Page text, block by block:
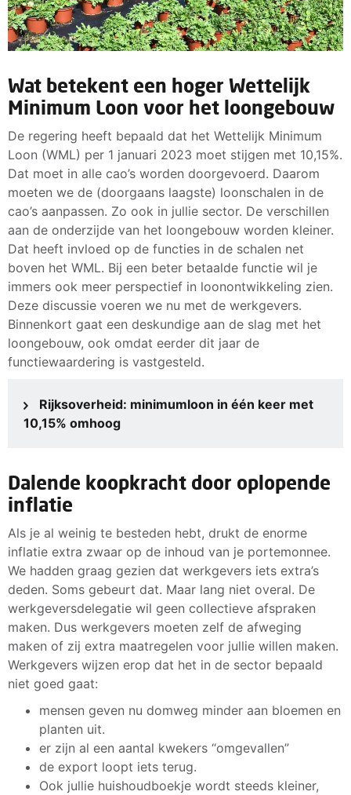
Wat betekent een hoger Wettelijk
Minimum Loon voor het loongebouw
De regering heeft bepaald dat het Wettelijk Minimum
Loon (WML) per 1 januari 2023 moet stijgen met 10,15%.
Dat moet in alle cao’s worden doorgevoerd. Daarom
moeten we de (doorgaans laagste) loonschalen in de
cao’s aanpassen. Zo ook in jullie sector. De verschillen
aan de onderzijde van het loongebouw worden kleiner.
Dat heeft invloed op de functies in de schalen net
boven het WML. Bij een beter betaalde functie wil je
immers ook meer perspectief in loonontwikkeling zien.
Deze discussie voeren we nu met de werkgevers.
Binnenkort gaat een deskundige aan de slag met het
loongebouw, ook omdat eerder dit jaar de
functiewaardering is vastgesteld.
Rijksoverheid: minimumloon in één keer met
10,15% omhoog
Dalende koopkracht door oplopende
inflatie
Als je al weinig te besteden hebt, drukt de enorme
inflatie extra zwaar op de inhoud van je portemonnee.
We hadden graag gezien dat werkgevers iets extra’s
deden. Soms gebeurt dat. Maar lang niet overal. De
werkgeversdelegatie wil geen collectieve afspraken
maken. Dus werkgevers moeten zelf de afweging
maken of zij extra maatregelen voor jullie willen maken.
Werkgevers wijzen erop dat het in de sector bepaald
niet goed gaat:
mensen geven nu domweg minder aan bloemen en
planten uit.
er zijn al een aantal kwekers “omgevallen”
de export loopt iets terug.
Ook jullie huishoudboekje wordt steeds kleiner,